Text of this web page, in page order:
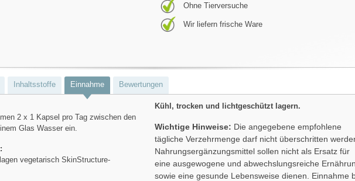
Ohne Tierversuche
Wir liefern frische Ware
Inhaltsstoffe Einnahme Bewertungen
2 x 1 Kapsel pro Tag zwischen den
Glas Wasser ein.
vegetarisch SkinStructure-
Kühl, trocken und lichtgeschützt lagern.
Wichtige Hinweise: Die angegebene empfohlene
tägliche Verzehrmenge darf nicht überschritten
Nahrungsergänzungsmittel sollen nicht als Ersatz für
eine ausgewogene und abwechslungsreiche
sowie eine gesunde Lebensweise dienen. Einnahme